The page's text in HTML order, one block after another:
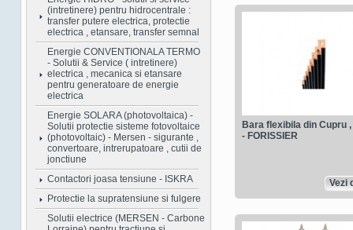
(intretinere) pentru hidrocentrale :
transfer putere electrica, protectie
electrica , etansare, transfer semnal
Energie CONVENTIONALA TERMO
- Solutii & Service ( intretinere)
electrica , mecanica si etansare
pentru generatoare de energie
electrica
Energie SOLARA (photovoltaica) -
Solutii protectie sisteme fotovoltaice
(photovoltaic) - Mersen - sigurante ,
convertoare, intrerupatoare , cutii de
jonctiune
Contactori joasa tensiune - ISKRA
Protectie la supratensiune si fulgere
Solutii electrice (MERSEN - Carbone
Bara flexibila din Cupru
- FORISSIER
Vezi